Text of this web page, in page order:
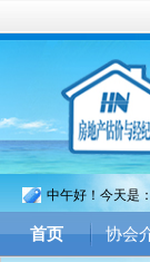
中午好！今天是：
首页 协会